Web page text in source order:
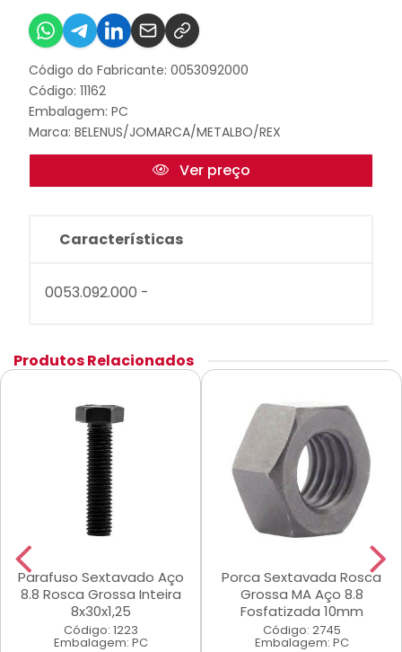
Código do Fabricante: 0053092000
Código: 11162
Embalagem: PC
Marca: BELENUS/JOMARCA/METALBO/REX
Ver preço
Características
0053.092.000 -
Produtos Relacionados
Parafuso Sextavado Aço
8.8 Rosca Grossa Inteira
8x30x1,25
Código: 1223
Embalagem: PC
Porca Sextavada Rosca
Grossa MA Aço 8.8
Fosfatizada 10mm
Código: 2745
Embalagem: PC